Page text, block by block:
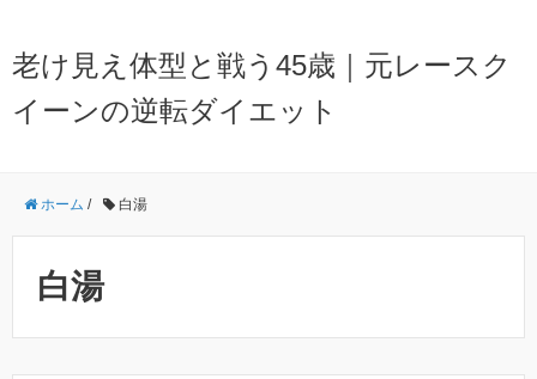
老け見え体型と戦う45歳｜元レースク
イーンの逆転ダイエット
ホーム / 白湯
白湯